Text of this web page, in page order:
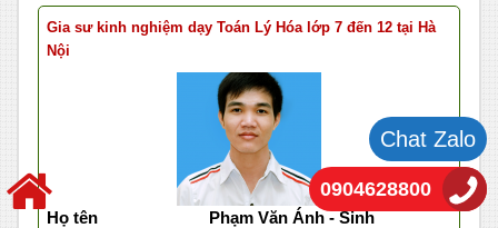
Gia sư kinh nghiệm dạy Toán Lý Hóa lớp 7 đến 12 tại Hà
Nội
Họ tên Phạm Văn Ánh - Sinh
Chat Zalo
0904628800